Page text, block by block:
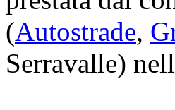
(Autostrade,
Serravalle)